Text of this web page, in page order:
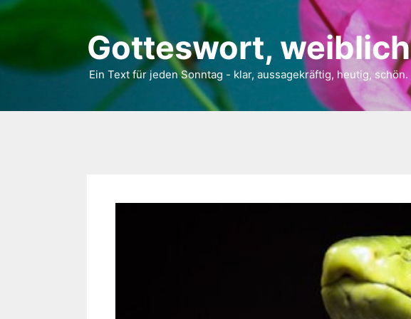
Gotteswort, weiblich
Ein Text für jeden Sonntag - klar, aussagekräftig, heutig, schön.